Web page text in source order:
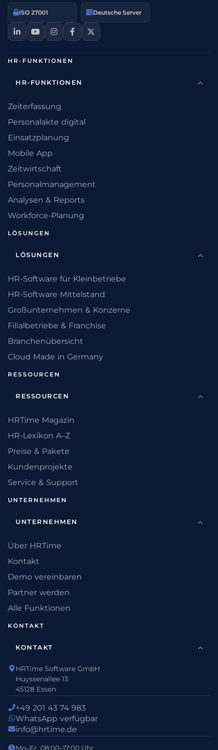
ISO 27001 Deutsche Server
HR-FUNKTIONEN
HR-FUNKTIONEN
Zeiterfassung
Personalakte digital
Einsatzplanung
Mobile App
Zeitwirtschaft
Personalmanagement
Analysen & Reports
Workforce-Planung
LÖSUNGEN
LÖSUNGEN
HR-Software für Kleinbetriebe
HR-Software Mittelstand
Großunternehmen & Konzerne
Filialbetriebe & Franchise
Branchenübersicht
Cloud Made in Germany
RESSOURCEN
RESSOURCEN
HRTime Magazin
HR-Lexikon A–Z
Preise & Pakete
Kundenprojekte
Service & Support
UNTERNEHMEN
UNTERNEHMEN
Über HRTime
Kontakt
Demo vereinbaren
Partner werden
Alle Funktionen
KONTAKT
KONTAKT
HRTime Software GmbH
Huyssenallee 13
45128 Essen
+49 201 43 74 983
WhatsApp verfügbar
info@hrtime.de
Mo–Fr, 08:00–17:00 Uhr